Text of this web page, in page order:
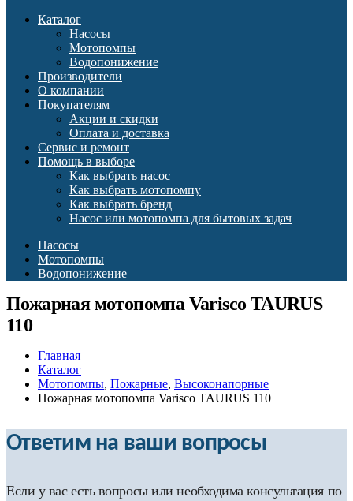
Каталог
Насосы
Мотопомпы
Водопонижение
Производители
О компании
Покупателям
Акции и скидки
Оплата и доставка
Сервис и ремонт
Помощь в выборе
Как выбрать насос
Как выбрать мотопомпу
Как выбрать бренд
Насос или мотопомпа для бытовых задач
Насосы
Мотопомпы
Водопонижение
Пожарная мотопомпа Varisco TAURUS
110
Главная
Каталог
Мотопомпы, Пожарные, Высоконапорные
Пожарная мотопомпа Varisco TAURUS 110
Ответим на ваши вопросы
Если у вас есть вопросы или необходима консультация по